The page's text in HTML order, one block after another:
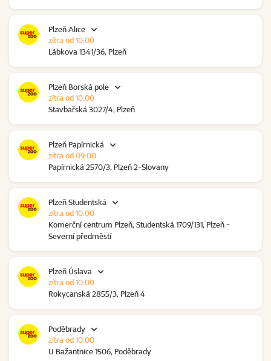
Plzeň Alice
Lábkova 1341/36, Plzeň
zítra od 10:00
Plzeň Borská pole
Stavbařská 3027/4, Plzeň
zítra od 10:00
Plzeň Papírnická
Papírnická 2570/3, Plzeň 2-Slovany
zítra od 09:00
Plzeň Studentská
Komerční centrum Plzeň, Studentská 1709/131, Plzeň -
Severní předměstí
zítra od 10:00
Plzeň Úslava
Rokycanská 2855/3, Plzeň 4
zítra od 10:00
Poděbrady
U Bažantnice 1506, Poděbrady
zítra od 10:00